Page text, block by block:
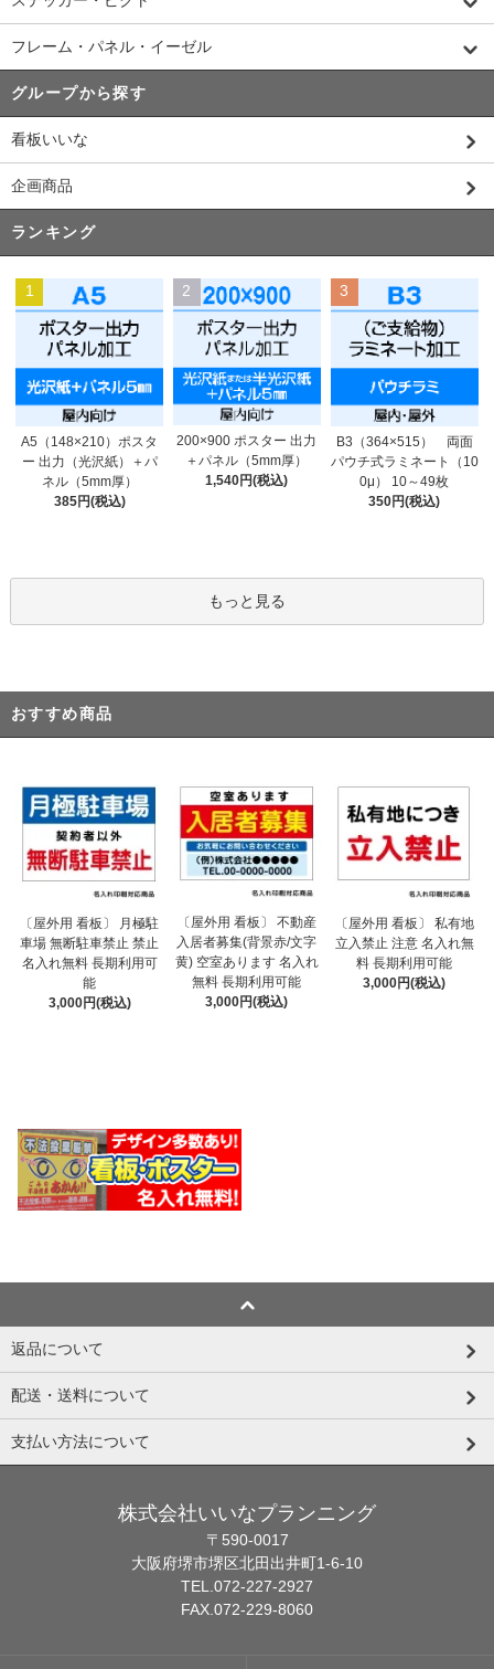
フレーム・パネル・イーゼル
グループから探す
看板いいな
企画商品
ランキング
1
A5（148×210）ポスタ
ー 出力（光沢紙）＋パ
ネル（5mm厚）
385円(税込)
2
200×900 ポスター 出力
＋パネル（5mm厚）
1,540円(税込)
3
B3（364×515） 両面
パウチ式ラミネート（10
0μ） 10～49枚
350円(税込)
もっと見る
おすすめ商品
〔屋外用 看板〕 月極駐
車場 無断駐車禁止 禁止
名入れ無料 長期利用可
能
3,000円(税込)
〔屋外用 看板〕 不動産
入居者募集(背景赤/文字
黄) 空室あります 名入れ
無料 長期利用可能
3,000円(税込)
〔屋外用 看板〕 私有地
立入禁止 注意 名入れ無
料 長期利用可能
3,000円(税込)
返品について
配送・送料について
支払い方法について
株式会社いいなプランニング
〒590-0017
大阪府堺市堺区北田出井町1-6-10
TEL.072-227-2927
FAX.072-229-8060